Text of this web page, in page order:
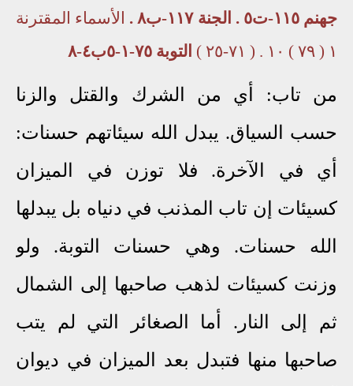
جهنم ١١٥-ت٥ . الجنة ١١٧-ب٨ .
الأسماء المقترنة
١ ( ٧٩ ) ١٠ . ( ٧١-٢٥ )
التوبة ٧٥-١-٥ب٤-٨
من تاب: أي من الشرك والقتل والزنا
حسب السياق. يبدل الله سيئاتهم حسنات:
أي في الآخرة. فلا توزن في الميزان
كسيئات إن تاب المذنب في دنياه بل يبدلها
الله حسنات. وهي حسنات التوبة. ولو
وزنت كسيئات لذهب صاحبها إلى الشمال
ثم إلى النار. أما الصغائر التي لم يتب
صاحبها منها فتبدل بعد الميزان في ديوان